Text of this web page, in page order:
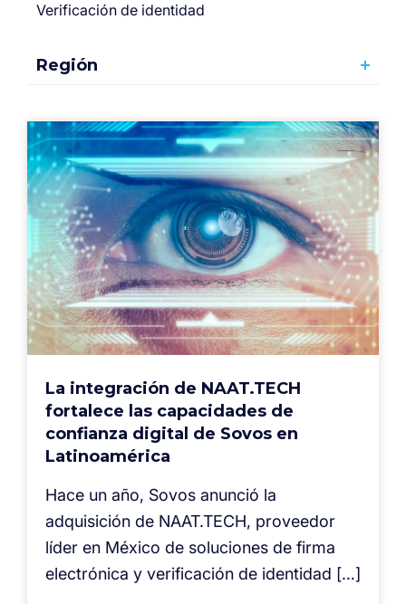
Verificación de identidad
Región
La integración de NAAT.TECH
fortalece las capacidades de
confianza digital de Sovos en
Latinoamérica
Hace un año, Sovos anunció la
adquisición de NAAT.TECH, proveedor
líder en México de soluciones de firma
electrónica y verificación de identidad […]